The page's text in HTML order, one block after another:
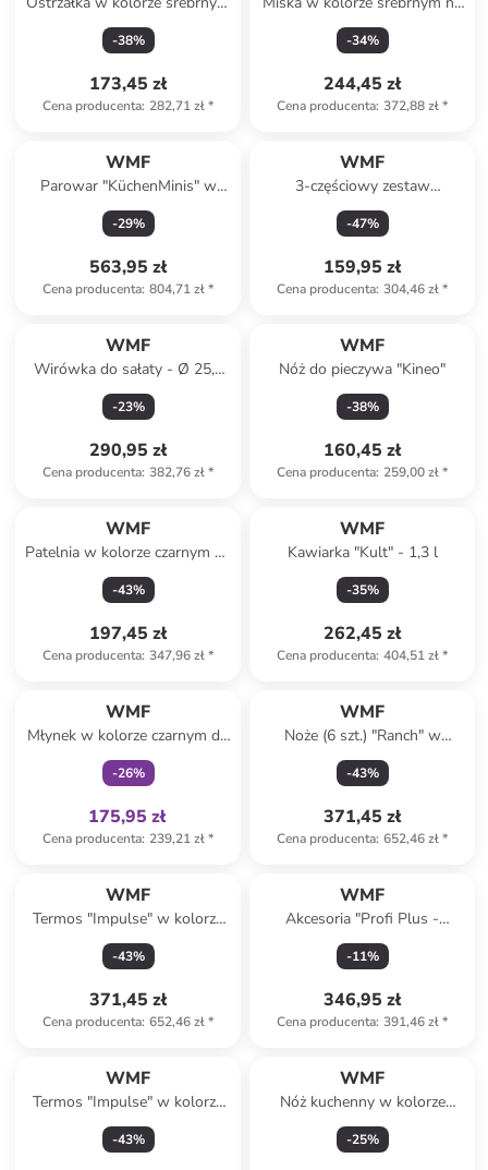
- 22,5 x 9,5 x 6,5 cm
-38%
173,45 zł
Cena producenta: 282,71 zł*
owoce - wys. 26 x Ø 19 cm
-34%
244,45 zł
Cena producenta: 372,88 zł*
WMF
Parowar "KüchenMinis" w
kolorze srebrno-czarnym
-29%
563,95 zł
Cena producenta: 804,71 zł*
WMF
3-częściowy zestaw
barmański - shaker, tłuczek,
szczypce
-47%
159,95 zł
Cena producenta: 304,46 zł*
WMF
Wirówka do sałaty - Ø 25,4
cm
-23%
290,95 zł
Cena producenta: 382,76 zł*
WMF
Nóż do pieczywa "Kineo"
-38%
160,45 zł
Cena producenta: 259,00 zł*
WMF
Patelnia w kolorze czarnym do
duszenia - Ø 28 cm
-43%
197,45 zł
Cena producenta: 347,96 zł*
WMF
Kawiarka "Kult" - 1,3 l
-35%
262,45 zł
Cena producenta: 404,51 zł*
WMF
Młynek w kolorze czarnym do
przypraw - wys. 42,3 x Ø 8,2
cm
-26%
175,95 zł
Cena producenta: 239,21 zł*
WMF
Noże (6 szt.) "Ranch" w
kolorze jasnobrązowym do
steków - dł. 24 cm
-43%
371,45 zł
Cena producenta: 652,46 zł*
WMF
Termos "Impulse" w kolorze
miedzianym - 1 l
-43%
371,45 zł
Cena producenta: 652,46 zł*
WMF
Akcesoria "Profi Plus -
krajalnica do tagliatelle" do
robota kuchennego
-11%
346,95 zł
Cena producenta: 391,46 zł*
WMF
Termos "Impulse" w kolorze
miedzianym do herbaty i kawy
- 1 l
-43%
WMF
Nóż kuchenny w kolorze
czarnym - dł. 15 cm
-25%